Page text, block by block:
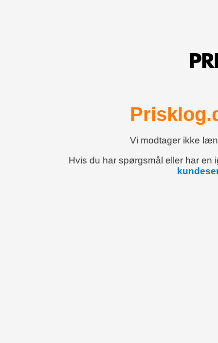
Vi modtager ikke
Hvis du har spørgsmål eller har